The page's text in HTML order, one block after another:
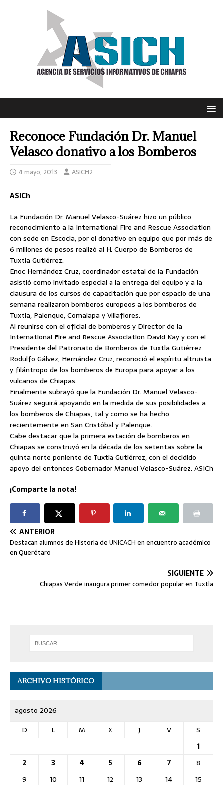
Reconoce Fundación Dr. Manuel
Velasco donativo a los Bomberos
4 mayo, 2013 ASICH2
ASICh
La Fundación Dr. Manuel Velasco-Suárez hizo un público
reconocimiento a la International Fire and Rescue Association
con sede en Escocia, por el donativo en equipo que por más de
6 millones de pesos realizó al H. Cuerpo de Bomberos de
Tuxtla Gutiérrez.
Enoc Hernández Cruz, coordinador estatal de la Fundación
asistió como invitado especial a la entrega del equipo y a la
clausura de los cursos de capacitación que por espacio de una
semana realizaron bomberos europeos a los bomberos de
Tuxtla, Palenque, Comalapa y Villaflores.
Al reunirse con el oficial de bomberos y Director de la
International Fire and Rescue Association David Kay y con el
Presidente del Patronato de Bomberos de Tuxtla Gutiérrez
Rodulfo Gálvez, Hernández Cruz, reconoció el espíritu altruista
y filántropo de los bomberos de Europa para apoyar a los
vulcanos de Chiapas.
Finalmente subrayó que la Fundación Dr. Manuel Velasco-
Suárez seguirá apoyando en la medida de sus posibilidades a
los bomberos de Chiapas, tal y como se ha hecho
recientemente en San Cristóbal y Palenque.
Cabe destacar que la primera estación de bomberos en
Chiapas se construyó en la década de los setentas sobre la
quinta norte poniente de Tuxtla Gutiérrez, con el decidido
apoyo del entonces Gobernador Manuel Velasco-Suárez. ASICh
¡Comparte la nota!
ANTERIOR
Destacan alumnos de Historia de UNICACH en encuentro académico
en Querétaro
SIGUIENTE
Chiapas Verde inaugura primer comedor popular en Tuxtla
ARCHIVO HISTÓRICO
agosto 2026
D
L M X J V
S
1
2
3 4 5 6 7
8
9
10 11 12 13 14
15